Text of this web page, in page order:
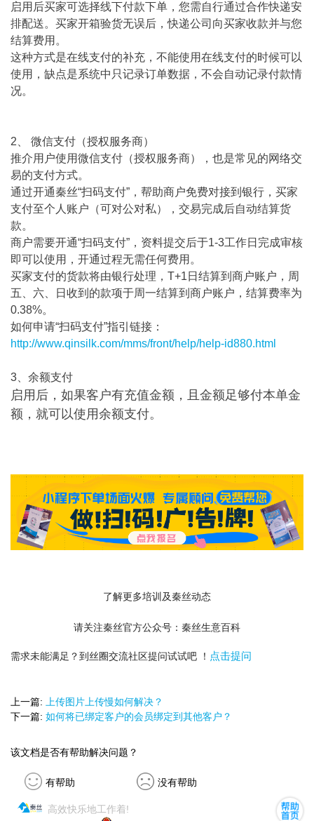
启用后买家可选择线下付款下单，您需自行通过合作快递安
排配送。买家开箱验货无误后，快递公司向买家收款并与您
结算费用。
这种方式是在线支付的补充，不能使用在线支付的时候可以
使用，缺点是系统中只记录订单数据，不会自动记录付款情
况。
2、 微信支付（授权服务商）
推介用户使用微信支付（授权服务商），也是常见的网络交
易的支付方式。
通过开通秦丝“扫码支付”，帮助商户免费对接到银行，买家
支付至个人账户（可对公对私），交易完成后自动结算货
款。
商户需要开通“扫码支付”，资料提交后于1-3工作日完成审核
即可以使用，开通过程无需任何费用。
买家支付的货款将由银行处理，T+1日结算到商户账户，周
五、六、日收到的款项于周一结算到商户账户，结算费率为
0.38%。
如何申请“扫码支付”指引链接：
http://www.qinsilk.com/mms/front/help/help-id880.html
3、余额支付
启用后，如果客户有充值金额，且金额足够付本单金
额，就可以使用余额支付。
了解更多培训及秦丝动态
请关注秦丝官方公众号：秦丝生意百科
需求未能满足？到丝圈交流社区提问试试吧 ！ 点击提问
上一篇:
上传图片上传慢如何解决？
下一篇: 如何将已绑定客户的会员绑定到其他客户？
该文档是否有帮助解决问题？
有帮助 没有帮助
高效快乐地工作着!